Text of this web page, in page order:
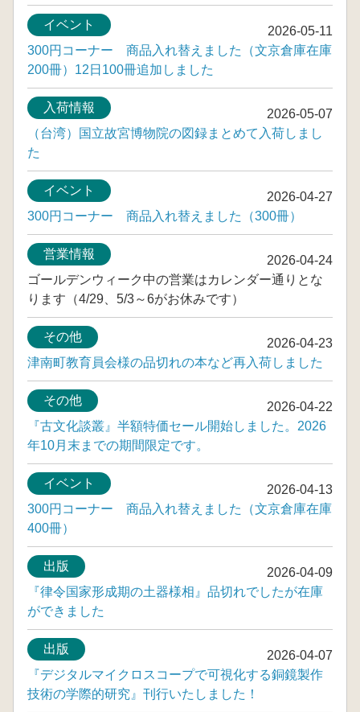
2026-05-11
イベント
300円コーナー 商品入れ替えました（文京倉庫在庫
200冊）12日100冊追加しました
2026-05-07
入荷情報
（台湾）国立故宮博物院の図録まとめて入荷しまし
た
2026-04-27
イベント
300円コーナー 商品入れ替えました（300冊）
2026-04-24
営業情報
ゴールデンウィーク中の営業はカレンダー通りとな
ります（4/29、5/3～6がお休みです）
2026-04-23
その他
津南町教育員会様の品切れの本など再入荷しました
2026-04-22
その他
『古文化談叢』半額特価セール開始しました。2026
年10月末までの期間限定です。
2026-04-13
イベント
300円コーナー 商品入れ替えました（文京倉庫在庫
400冊）
2026-04-09
出版
『律令国家形成期の土器様相』品切れでしたが在庫
ができました
2026-04-07
出版
『デジタルマイクロスコープで可視化する銅鏡製作
技術の学際的研究』刊行いたしました！